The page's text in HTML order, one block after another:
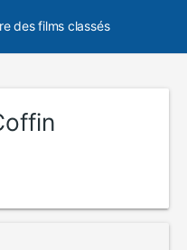
des films classés